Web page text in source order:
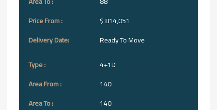
$ 814,051
Ready To Move
4+1D
140
140